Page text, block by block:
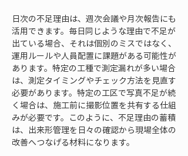
日次の不足理由は、週次会議や月次報告にも
活用できます。毎日同じような理由で不足が
出ている場合、それは個別のミスではなく、
運用ルールや人員配置に課題がある可能性が
あります。特定の工種で測定漏れが多い場合
は、測定タイミングやチェック方法を見直す
必要があります。特定の工区で写真不足が続
く場合は、施工前に撮影位置を共有する仕組
みが必要です。このように、不足理由の蓄積
は、出来形管理を日々の確認から現場全体の
改善へつなげる材料になります。